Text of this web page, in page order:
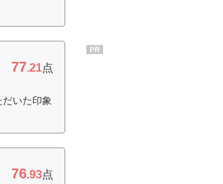
77.21点
いた印象
76.93点
PR